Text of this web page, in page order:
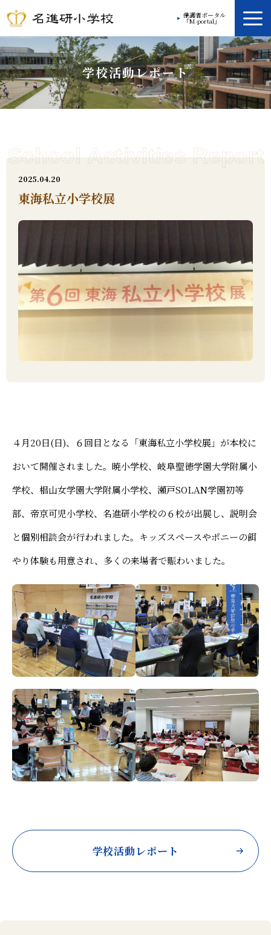
保護者ポータル
「M-portal」
学校案内
教育方針
学校生活
入学案内
よくあるご質問
アクセス
採用情報
寄付金について
同窓会サイト
保護者ポータル「M-portal」
反社会勢力に対する基本方針
学校活動レポート
2025.04.20
東海私立小学校展
４月20日(日)、６回目となる「東海私立小学校展」が本校に
おいて開催されました。暁小学校、岐阜聖徳学園大学附属小
学校、椙山女学園大学附属小学校、瀬戸SOLAN学園初等
部、帝京可児小学校、名進研小学校の６校が出展し、説明会
と個別相談会が行われました。キッズスペースやポニーの餌
やり体験も用意され、多くの来場者で賑わいました。
学校活動レポート